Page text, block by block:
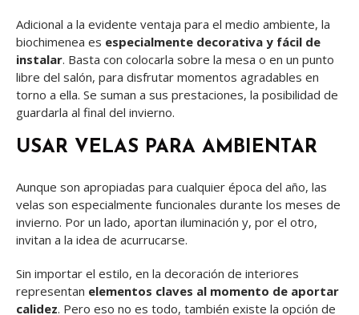
Adicional a la evidente ventaja para el medio ambiente, la
biochimenea es especialmente decorativa y fácil de
instalar. Basta con colocarla sobre la mesa o en un punto
libre del salón, para disfrutar momentos agradables en
torno a ella. Se suman a sus prestaciones, la posibilidad de
guardarla al final del invierno.
USAR VELAS PARA AMBIENTAR
Aunque son apropiadas para cualquier época del año, las
velas son especialmente funcionales durante los meses de
invierno. Por un lado, aportan iluminación y, por el otro,
invitan a la idea de acurrucarse.
Sin importar el estilo, en la decoración de interiores
representan elementos claves al momento de aportar
calidez. Pero eso no es todo, también existe la opción de